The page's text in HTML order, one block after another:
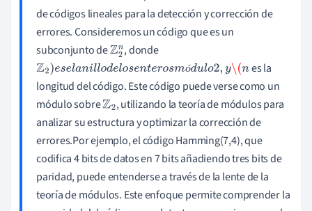
de códigos lineales para la detección y corrección de
errores. Consideremos un código que es un
subconjunto deZ2
n
, donde
ó
Z2)eselanillodelosenterosmódulo2,y\(n
es la
longitud del código. Este código puede verse como un
módulo sobreZ2, utilizando la teoría de módulos para
analizar su estructura y optimizar la corrección de
errores.Por ejemplo, el código Hamming(7,4), que
codifica 4 bits de datos en 7 bits añadiendo tres bits de
paridad, puede entenderse a través de la lente de la
teoría de módulos. Este enfoque permite comprender la